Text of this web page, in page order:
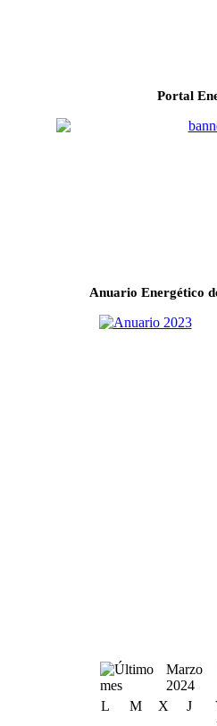
Portal
Anuario Energético
Marzo
2024
L
M X J